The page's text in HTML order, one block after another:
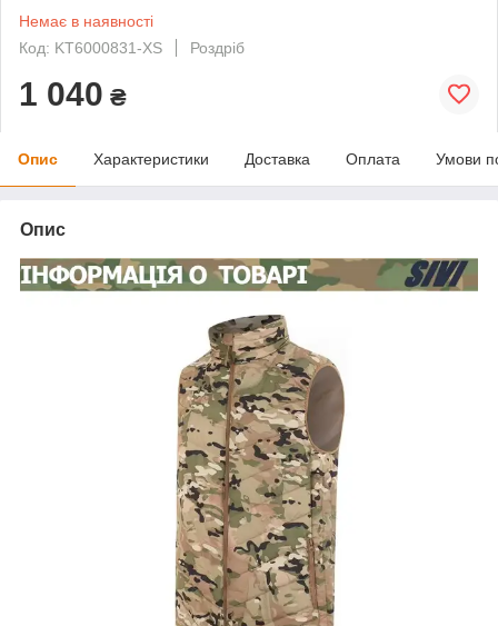
Немає в наявності
Код: KT6000831-XS
Роздріб
1 040 ₴
Опис Характеристики Доставка Оплата Умови
Опис